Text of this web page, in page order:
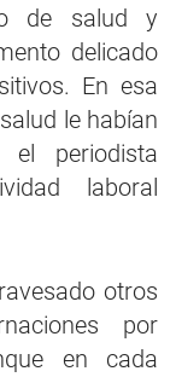
de salud y
delicado
En esa
le habían
el periodista
laboral
otros
por
en cada